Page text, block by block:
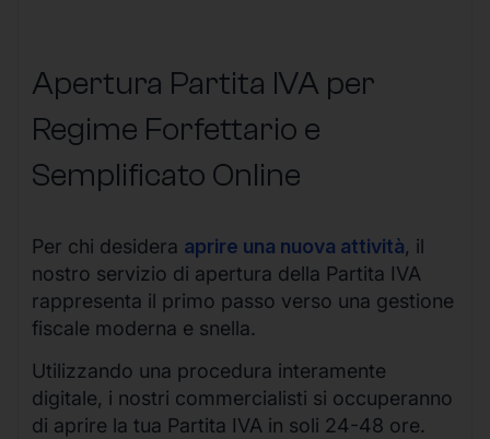
Apertura Partita IVA per
Regime Forfettario e
Semplificato Online
Per chi desidera aprire una nuova attività, il
nostro servizio di apertura della Partita IVA
rappresenta il primo passo verso una gestione
fiscale moderna e snella.
Utilizzando una procedura interamente
digitale, i nostri commercialisti si occuperanno
di aprire la tua Partita IVA in soli 24-48 ore.